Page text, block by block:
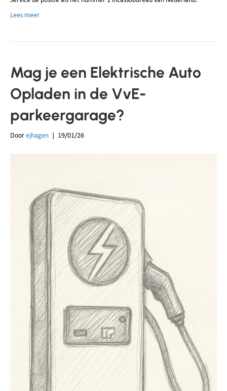
Lees meer
Mag je een Elektrische Auto
Opladen in de VvE-
parkeergarage?
Door ejhagen 19/01/26